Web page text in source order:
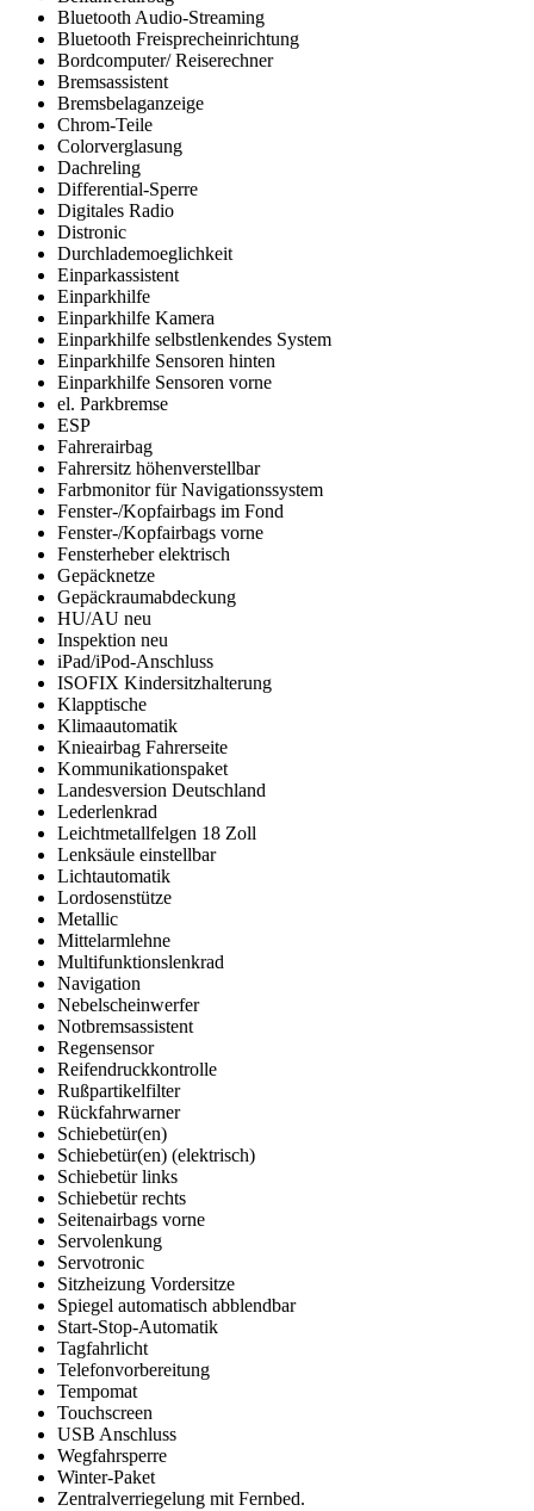
Bluetooth Audio-Streaming
Bluetooth Freisprecheinrichtung
Bordcomputer/ Reiserechner
Bremsassistent
Bremsbelaganzeige
Chrom-Teile
Colorverglasung
Dachreling
Differential-Sperre
Digitales Radio
Distronic
Durchlademoeglichkeit
Einparkassistent
Einparkhilfe
Einparkhilfe Kamera
Einparkhilfe selbstlenkendes System
Einparkhilfe Sensoren hinten
Einparkhilfe Sensoren vorne
el. Parkbremse
ESP
Fahrerairbag
Fahrersitz höhenverstellbar
Farbmonitor für Navigationssystem
Fenster-/Kopfairbags im Fond
Fenster-/Kopfairbags vorne
Fensterheber elektrisch
Gepäcknetze
Gepäckraumabdeckung
HU/AU neu
Inspektion neu
iPad/iPod-Anschluss
ISOFIX Kindersitzhalterung
Klapptische
Klimaautomatik
Knieairbag Fahrerseite
Kommunikationspaket
Landesversion Deutschland
Lederlenkrad
Leichtmetallfelgen 18 Zoll
Lenksäule einstellbar
Lichtautomatik
Lordosenstütze
Metallic
Mittelarmlehne
Multifunktionslenkrad
Navigation
Nebelscheinwerfer
Notbremsassistent
Regensensor
Reifendruckkontrolle
Rußpartikelfilter
Rückfahrwarner
Schiebetür(en)
Schiebetür(en) (elektrisch)
Schiebetür links
Schiebetür rechts
Seitenairbags vorne
Servolenkung
Servotronic
Sitzheizung Vordersitze
Spiegel automatisch abblendbar
Start-Stop-Automatik
Tagfahrlicht
Telefonvorbereitung
Tempomat
Touchscreen
USB Anschluss
Wegfahrsperre
Winter-Paket
Zentralverriegelung mit Fernbed.